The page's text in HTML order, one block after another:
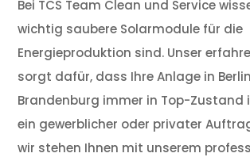
Bei TCS Team Clean und Service
wichtig saubere Solarmodule für die
Energieproduktion sind. Unser
sorgt dafür, dass Ihre Anlage in
Brandenburg immer in Top-Zustand
ein gewerblicher oder privater
wir stehen Ihnen mit unserem